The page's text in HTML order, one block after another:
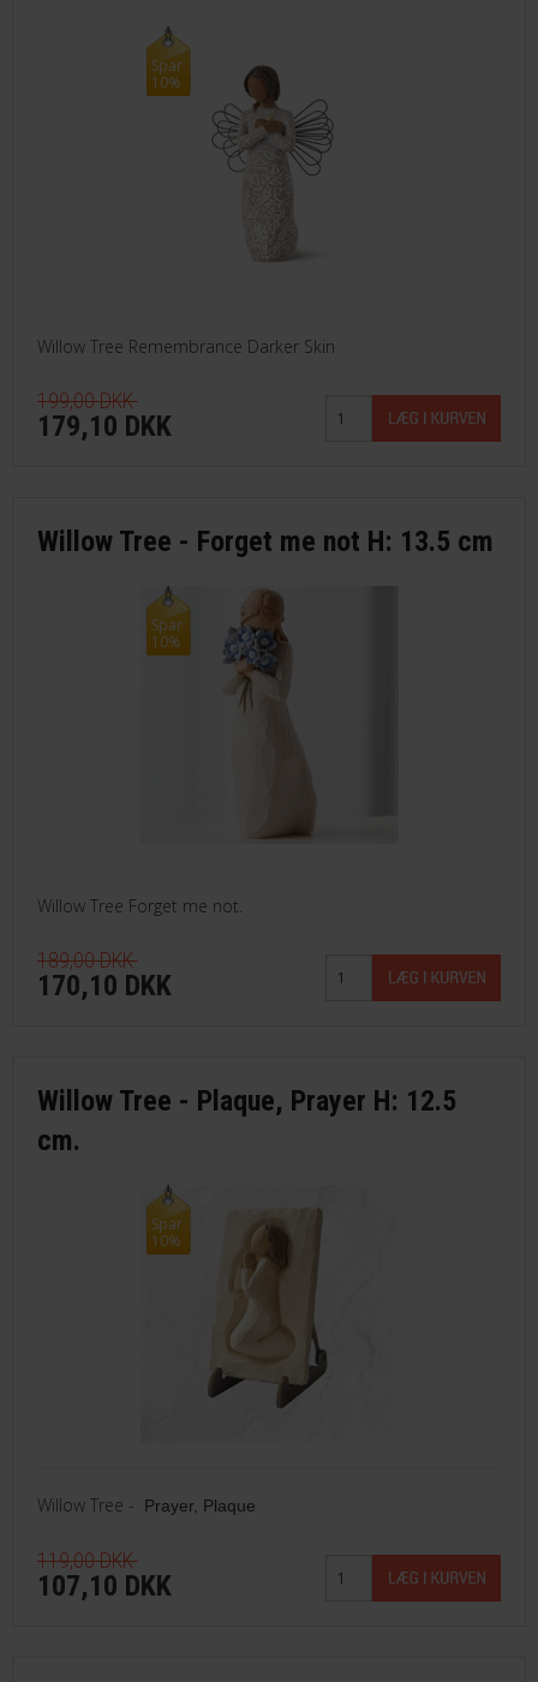
Spar
10%
Willow Tree Remembrance Darker Skin
199,00 DKK
179,10 DKK
Willow Tree - Forget me not H: 13.5 cm
Spar
10%
Willow Tree Forget me not.
189,00 DKK
170,10 DKK
Willow Tree - Plaque, Prayer H: 12.5
cm.
Spar
10%
Willow Tree - Prayer , Plaque
119,00 DKK
107,10 DKK